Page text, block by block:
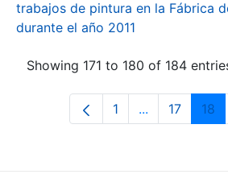
trabajos de pintura en la Fábrica
durante el año 2011
Showing 171 to 180 of 184
Page
1 ...Intermediate
Page
17 18